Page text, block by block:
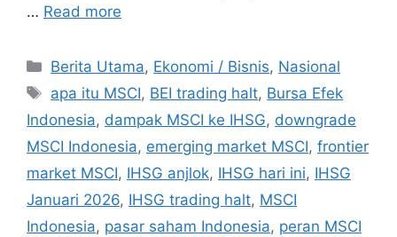
… Read more
C
a
e
g
o
r
i
Berita Utama, Ekonomi / Bisnis, Nasional
T
a
s
apa itu MSCI, BEI trading halt, Bursa Efek
Indonesia, dampak MSCI ke IHSG, downgrade
MSCI Indonesia, emerging market MSCI, frontier
market MSCI, IHSG anjlok, IHSG hari ini, IHSG
Januari 2026, IHSG trading halt, MSCI
Indonesia, pasar saham Indonesia, peran MSCI